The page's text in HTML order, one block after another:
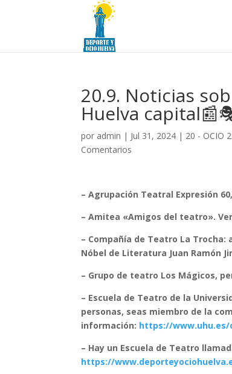
20.9. Noticias
Huelva
por admin | Jul 31, 2024 | 20 - OCIO
Comentarios
– Agrupación Teatral Expresión
– Amitea «Amigos del teatro».
– Compañía de Teatro La
Nóbel de Literatura Juan Ramón
– Grupo de teatro Los Mágicos,
– Escuela de Teatro de la
personas, seas miembro de la
información: https://
– Hay un Escuela de Teatro
https://